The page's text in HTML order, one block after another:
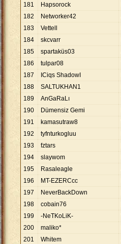
181
Hapsorock
182
Networker42
183
Vettell
184
skcvarr
185
spartaküs03
186
tulpar08
187
ICiqs ShadowI
188
SALTUKHAN1
189
AnGaRaLı
190
Dümensiz Gemi
191
kamasutraw8
192
tyfnturkogluu
193
fztars
194
slaywom
195
Rasaleagle
196
MT-EZERCcc
197
NeverBackDown
198
cobain76
199
-NeTKoLiK-
200
maliko*
201
Whitem